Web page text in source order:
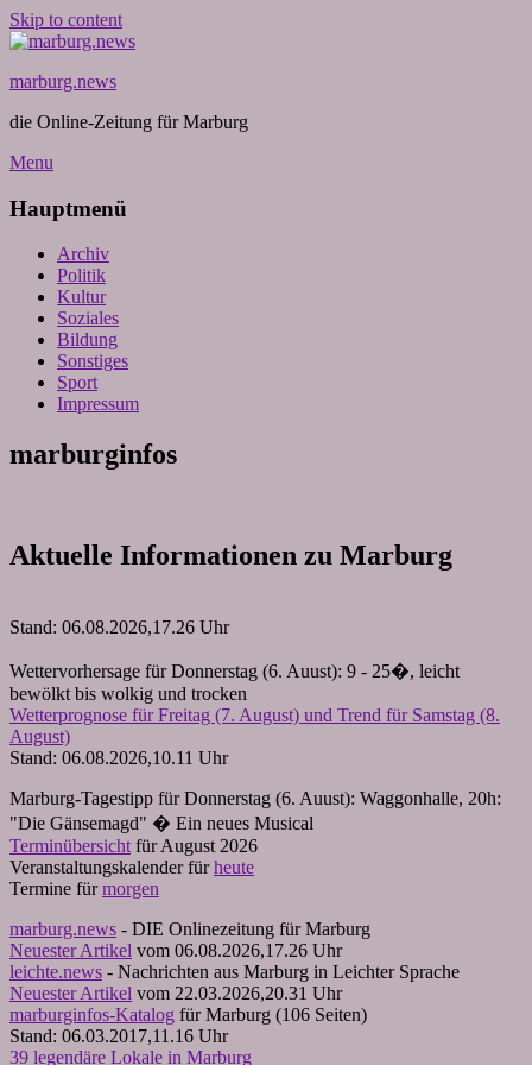
Skip to content
marburg.news
die Online-Zeitung für Marburg
Menu
Hauptmenü
Archiv
Politik
Kultur
Soziales
Bildung
Sonstiges
Sport
Impressum
marburginfos
Aktuelle Informationen zu Marburg
Stand: 06.08.2026,17.26 Uhr
Wettervorhersage für Donnerstag (6. Auust): 9 - 25�, leicht
bewölkt bis wolkig und trocken
Wetterprognose für Freitag (7. August) und Trend für Samstag (8.
August)
Stand: 06.08.2026,10.11 Uhr
Marburg-Tagestipp für Donnerstag (6. Auust): Waggonhalle, 20h:
"Die Gänsemagd" � Ein neues Musical
Terminübersicht für August 2026
Veranstaltungskalender fürheute
Termine fürmorgen
marburg.news - DIE Onlinezeitung für Marburg
Neuester Artikel vom 06.08.2026,17.26 Uhr
leichte.news - Nachrichten aus Marburg in Leichter Sprache
Neuester Artikel vom 22.03.2026,20.31 Uhr
marburginfos-Katalog für Marburg (106 Seiten)
Stand: 06.03.2017,11.16 Uhr
39 legendäre Lokale in Marburg